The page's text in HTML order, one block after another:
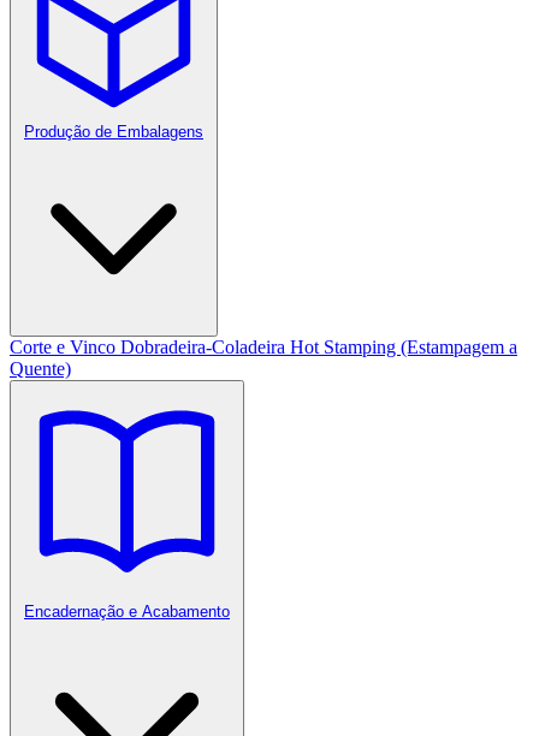
Produção de Embalagens
Corte e Vinco Dobradeira-Coladeira Hot Stamping (Estampagem a
Quente)
Encadernação e Acabamento